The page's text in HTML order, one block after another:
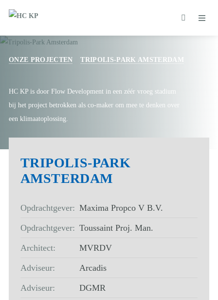
ONZE PROJECTEN TRIPOLIS-PARK AMSTERDAM
HC KP is door Flow Development in een zéér vroeg stadium
bij het project betrokken als co-maker om mee te denken over
een klimaatoplossing.
TRIPOLIS-PARK
AMSTERDAM
Opdrachtgever: Maxima Propco V B.V.
Opdrachtgever: Toussaint Proj. Man.
Architect: MVRDV
Adviseur: Arcadis
Adviseur: DGMR